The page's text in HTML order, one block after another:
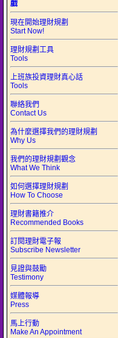
戲
現在開始理財規劃
Start Now!
理財規劃工具
Tools
上班族投資理財真心話
Tools
聯絡我們
Contact Us
為什麼選擇我們的理財規劃
Why Us
我們的理財規劃觀念
What We Think
如何選擇理財規劃
How To Choose
理財書籍推介
Recommended Books
訂閱理財電子報
Subscribe Newsletter
見證與鼓勵
Testimony
媒體報導
Press
馬上行動
Make An Appointment